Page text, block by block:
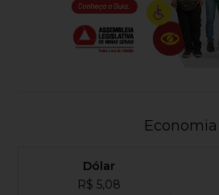
Economia
Dólar
R$ 5,08